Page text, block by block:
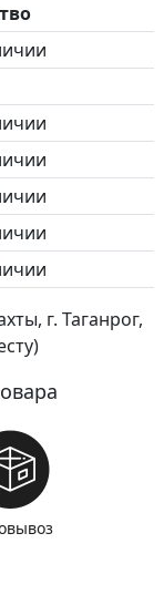
г. Таганрог,